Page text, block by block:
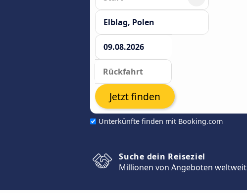
Unterkünfte finden mit Booking.com
Jetzt finden
Suche dein Reiseziel
Millionen von Angeboten weltweit